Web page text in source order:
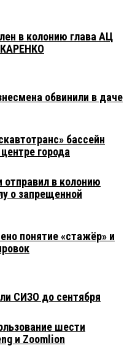
в колонию глава АЦ
обвинили в даче
бассейн
города
отправил в колонию
о запрещенной
понятие «стажёр» и
СИЗО до сентября
шести
и Zoomlion